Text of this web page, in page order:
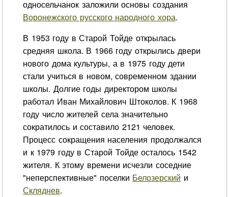
односельчанок заложили основы создания
Воронежского русского народного хора.
В 1953 году в Старой Тойде открылась
средняя школа. В 1966 году открылись двери
нового дома культуры, а в 1975 году дети
стали учиться в новом, современном здании
школы. Долгие годы директором школы
работал Иван Михайлович Штоколов. К 1968
году число жителей села значительно
сократилось и составило 2121 человек.
Процесс сокращения населения продолжался
и к 1979 году в Старой Тойде осталось 1542
жителя. К этому времени исчезли соседние
"неперспективные" поселки Белозерский и
Скляднев.